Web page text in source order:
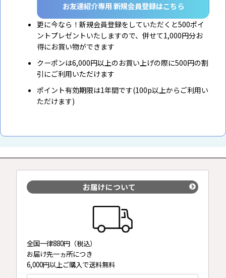
お友達紹介専用 新規会員登録はこちら
更に今なら！新規会員登録をしていただくと500ポイ
ントプレゼントいたしますので、併せて1,000円分お
得にお買い物ができます
クーポンは6,000円以上のお買い上げの際に500円の割
引にご利用いただけます
ポイント有効期限は1年間です(100p以上からご利用い
ただけます)
お届けについて
全国一律880円（税込）
お届け先一ヵ所につき
6,000円以上ご購入で送料無料